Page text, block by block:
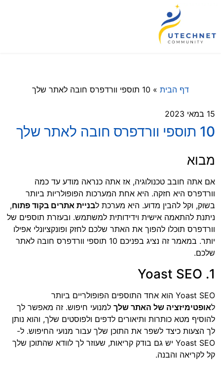
דף הבית » 10 תוספי וורדפרס חובה לאתר שלך
15 במאי 2023
10 תוספי וורדפרס חובה לאתר שלך
מבוא
אם אתה חובב טכנולוגיה, אז אתה כנראה מודע עד כמה
וורדפרס היא חזקה. היא אחת המערכות הפופולריות ביותר
בשוק, וקל להבין מדוע. היא מערכת לבניית אתרים בקוד פתוח,
ניתנת להתאמה אישית וידידותית למשתמש. ובעזרת תוספים של
וורדפרס תוכלו להפוך את האתר שלכם לחזק ופונקציונלי אפילו
יותר. במאמר זה נציג בפניכם 10 תוספי וורדפרס חובה לאתר
שלכם.
1. Yoast SEO
Yoast SEO הוא אחד התוספים הפופולריים ביותר
לאופטימיזציה של האתר שלך למנועי חיפוש. זה מאפשר לך
להוסיף מטא כותרות ותיאורים לדפים ולפוסטים שלך, והוא נותן
לך הצעות כיצד לשפר את התוכן שלך עבור מנועי החיפוש. ל-
Yoast SEO יש גם בודק קריאות, שעוזר לך לוודא שהתוכן שלך
קל לקריאה והבנה.